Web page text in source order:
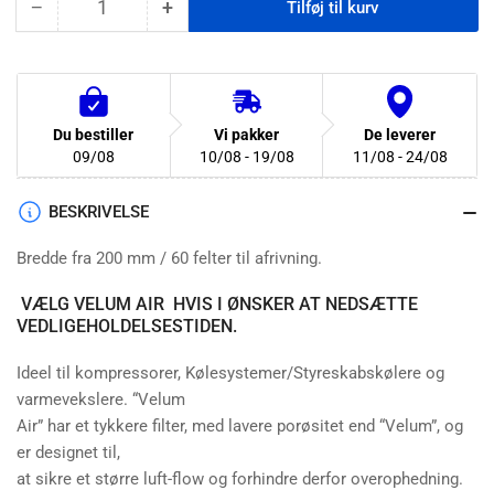
− + Tilføj til kurv
Du bestiller
09/08
Vi pakker
10/08 - 19/08
De leverer
11/08 - 24/08
BESKRIVELSE
Bredde fra 200 mm / 60 felter til afrivning.
VÆLG VELUM AIR HVIS I ØNSKER AT NEDSÆTTE
VEDLIGEHOLDELSESTIDEN.
Ideel til kompressorer, Kølesystemer/Styreskabskølere og
varmevekslere. “Velum
Air” har et tykkere filter, med lavere porøsitet end “Velum”, og
er designet til,
at sikre et større luft-flow og forhindre derfor overophedning.